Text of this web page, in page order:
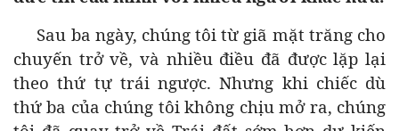
Sau ba ngày, chúng tôi từ giã mặt trăng cho
chuyến trở về, và nhiều điều đã được lặp lại
theo thứ tự trái ngược. Nhưng khi chiếc dù
thứ ba của chúng tôi không chịu mở ra, chúng